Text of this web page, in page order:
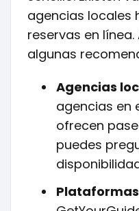
agencias locales
reservas en
algunas
Agencias
agencias en
ofrecen
puedes